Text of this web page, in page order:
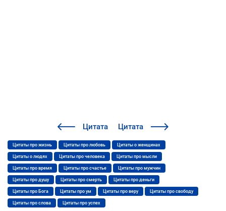
Цитата Цитата
Цитаты про жизнь Цитаты про любовь Цитаты о женщинах
Цитаты о людях Цитаты про человека Цитаты про мысли
Цитаты про время Цитаты про счастье Цитаты про мужчин
Цитаты про душу Цитаты про смерть Цитаты про деньги
Цитаты про Бога Цитаты про ум Цитаты про веру Цитаты про свободу
Цитаты про слова Цитаты про успех